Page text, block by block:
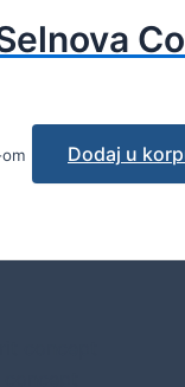
Dodaj u